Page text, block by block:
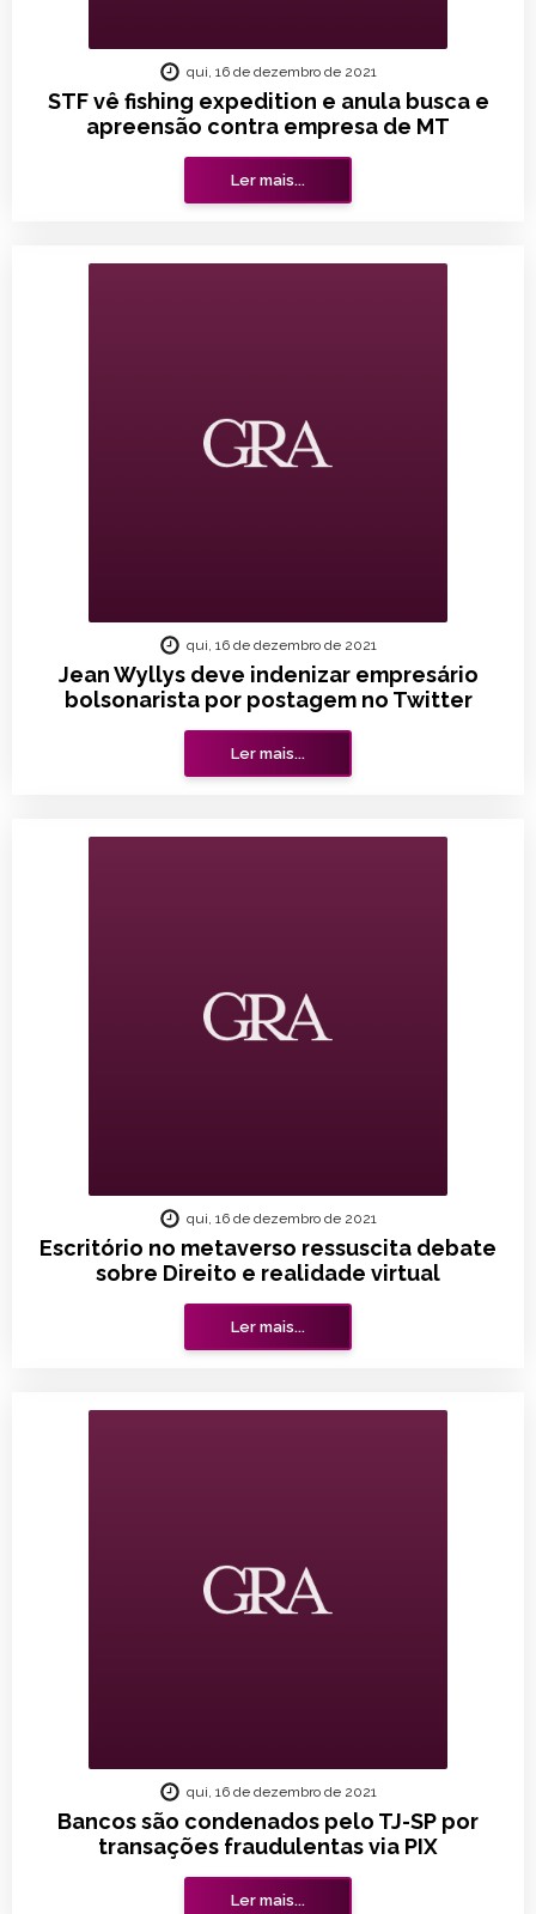
STF vê fishing expedition e anula busca e
apreensão contra empresa de MT
qui, 16 de dezembro de 2021
Ler mais...
Jean Wyllys deve indenizar empresário
bolsonarista por postagem no Twitter
qui, 16 de dezembro de 2021
Ler mais...
Escritório no metaverso ressuscita debate
sobre Direito e realidade virtual
qui, 16 de dezembro de 2021
Ler mais...
Bancos são condenados pelo TJ-SP por
transações fraudulentas via PIX
qui, 16 de dezembro de 2021
Ler mais...